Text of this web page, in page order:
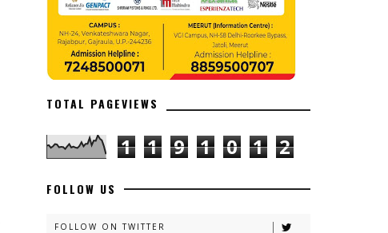
TOTAL PAGEVIEWS
1 1 9 1 0 1 2
FOLLOW US
FOLLOW ON TWITTER